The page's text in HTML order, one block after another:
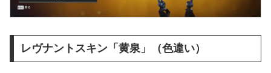
レヴナントスキン「黄泉」（色違い）